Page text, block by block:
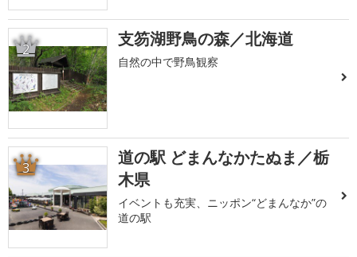
2 支笏湖野鳥の森／北海道
自然の中で野鳥観察
3
道の駅 どまんなかたぬま／栃
木県
イベントも充実、ニッポン“どまんなか”の
道の駅